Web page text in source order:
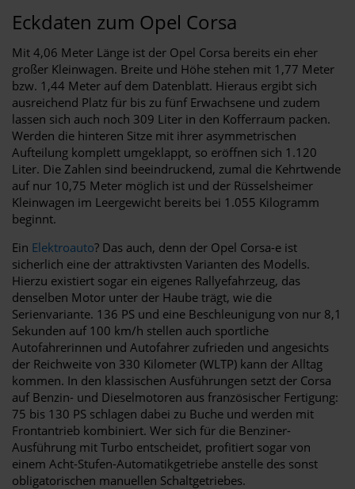
Eckdaten zum Opel Corsa
Mit 4,06 Meter Länge ist der Opel Corsa bereits ein eher
großer Kleinwagen. Breite und Höhe stehen mit 1,77 Meter
bzw. 1,44 Meter auf dem Datenblatt. Hieraus ergibt sich
ausreichend Platz für bis zu fünf Erwachsene und zudem
lassen sich auch noch 309 Liter in den Kofferraum packen.
Werden die hinteren Sitze mit ihrer asymmetrischen
Aufteilung komplett umgeklappt, so eröffnen sich 1.120
Liter. Die Zahlen sind beeindruckend, zumal die Kehrtwende
auf nur 10,75 Meter möglich ist und der Rüsselsheimer
Kleinwagen im Leergewicht bereits bei 1.055 Kilogramm
beginnt.
Ein Elektroauto? Das auch, denn der Opel Corsa-e ist
sicherlich eine der attraktivsten Varianten des Modells.
Hierzu existiert sogar ein eigenes Rallyefahrzeug, das
denselben Motor unter der Haube trägt, wie die
Serienvariante. 136 PS und eine Beschleunigung von nur 8,1
Sekunden auf 100 km/h stellen auch sportliche
Autofahrerinnen und Autofahrer zufrieden und angesichts
der Reichweite von 330 Kilometer (WLTP) kann der Alltag
kommen. In den klassischen Ausführungen setzt der Corsa
auf Benzin- und Dieselmotoren aus französischer Fertigung:
75 bis 130 PS schlagen dabei zu Buche und werden mit
Frontantrieb kombiniert. Wer sich für die Benziner-
Ausführung mit Turbo entscheidet, profitiert sogar von
einem Acht-Stufen-Automatikgetriebe anstelle des sonst
obligatorischen manuellen Schaltgetriebes.